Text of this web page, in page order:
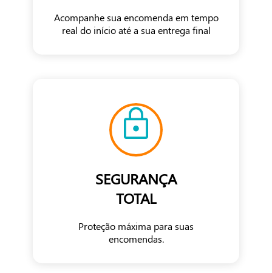
Acompanhe sua encomenda em tempo
real do início até a sua entrega final
SEGURANÇA
TOTAL
Proteção máxima para suas
encomendas.